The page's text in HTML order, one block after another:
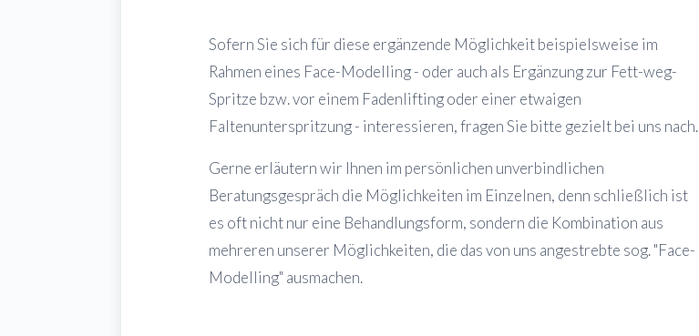
Sofern Sie sich für diese ergänzende Möglichkeit beispielsweise im
Rahmen eines Face-Modelling - oder auch als Ergänzung zur Fett-weg-
Spritze bzw. vor einem Fadenlifting oder einer etwaigen
Faltenunterspritzung - interessieren, fragen Sie bitte gezielt bei uns nach.
Gerne erläutern wir Ihnen im persönlichen unverbindlichen
Beratungsgespräch die Möglichkeiten im Einzelnen, denn schließlich ist
es oft nicht nur eine Behandlungsform, sondern die Kombination aus
mehreren unserer Möglichkeiten, die das von uns angestrebte sog. "Face-
Modelling" ausmachen.